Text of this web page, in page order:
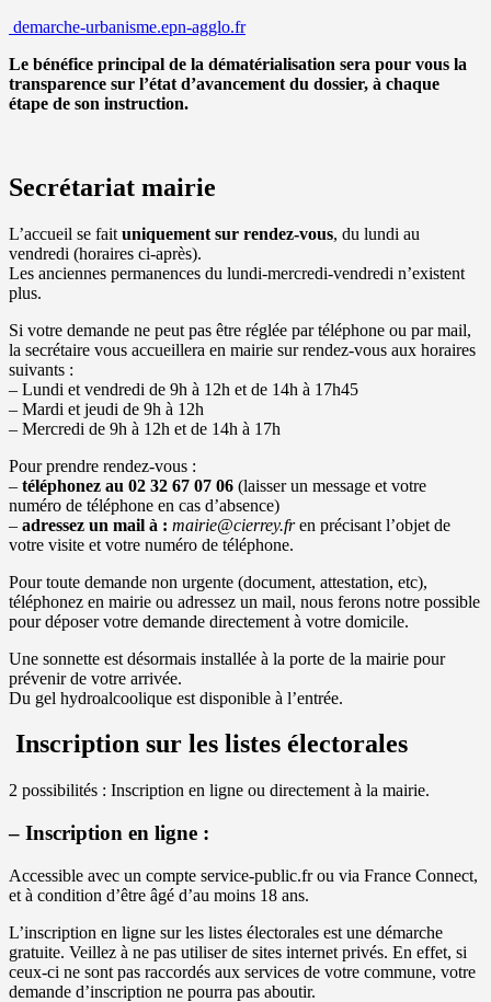
demarche-urbanisme.epn-agglo.fr
Le bénéfice principal de la dématérialisation sera pour vous la
transparence sur l’état d’avancement du dossier, à chaque
étape de son instruction.
Secrétariat mairie
L’accueil se fait uniquement sur rendez-vous, du lundi au
vendredi (horaires ci-après).
Les anciennes permanences du lundi-mercredi-vendredi n’existent
plus.
Si votre demande ne peut pas être réglée par téléphone ou par mail,
la secrétaire vous accueillera en mairie sur rendez-vous aux horaires
suivants :
– Lundi et vendredi de 9h à 12h et de 14h à 17h45
– Mardi et jeudi de 9h à 12h
– Mercredi de 9h à 12h et de 14h à 17h
Pour prendre rendez-vous :
– téléphonez au 02 32 67 07 06 (laisser un message et votre
numéro de téléphone en cas d’absence)
– adressez un mail à : mairie@cierrey.fren précisant l’objet de
votre visite et votre numéro de téléphone.
Pour toute demande non urgente (document, attestation, etc),
téléphonez en mairie ou adressez un mail, nous ferons notre possible
pour déposer votre demande directement à votre domicile.
Une sonnette est désormais installée à la porte de la mairie pour
prévenir de votre arrivée.
Du gel hydroalcoolique est disponible à l’entrée.
Inscription sur les listes électorales
2 possibilités : Inscription en ligne ou directement à la mairie.
– Inscription en ligne :
Accessible avec un compte service-public.fr ou via France Connect,
et à condition d’être âgé d’au moins 18 ans.
L’inscription en ligne sur les listes électorales est une démarche
gratuite. Veillez à ne pas utiliser de sites internet privés. En effet, si
ceux-ci ne sont pas raccordés aux services de votre commune, votre
demande d’inscription ne pourra pas aboutir.